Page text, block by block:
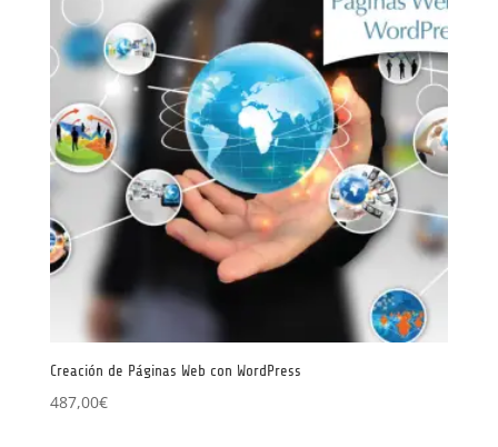
Creación de Páginas Web con WordPress
487,00€